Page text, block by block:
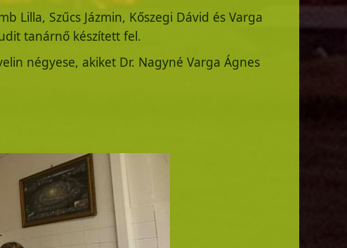
Lilla, Szűcs Jázmin, Kőszegi Dávid és Varga
tanárnő készített fel.
négyese, akiket Dr. Nagyné Varga Ágnes